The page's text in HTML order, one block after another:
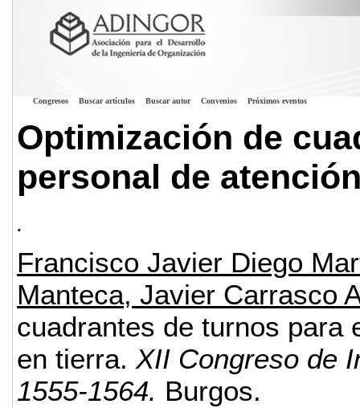
Congresos Buscar artículos Buscar autor Convenios Próximos eventos
Optimización de
personal de
.
Francisco Javier Diego
Manteca, Javier Carrasco
cuadrantes de turnos para
en tierra. XII Congreso de
1555-1564. Burgos.